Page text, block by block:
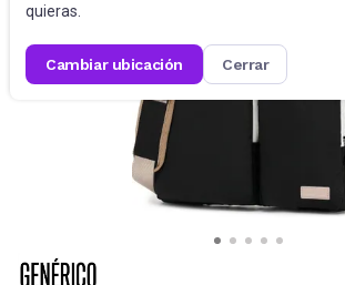
quieras.
cambiar ubicación cerrar